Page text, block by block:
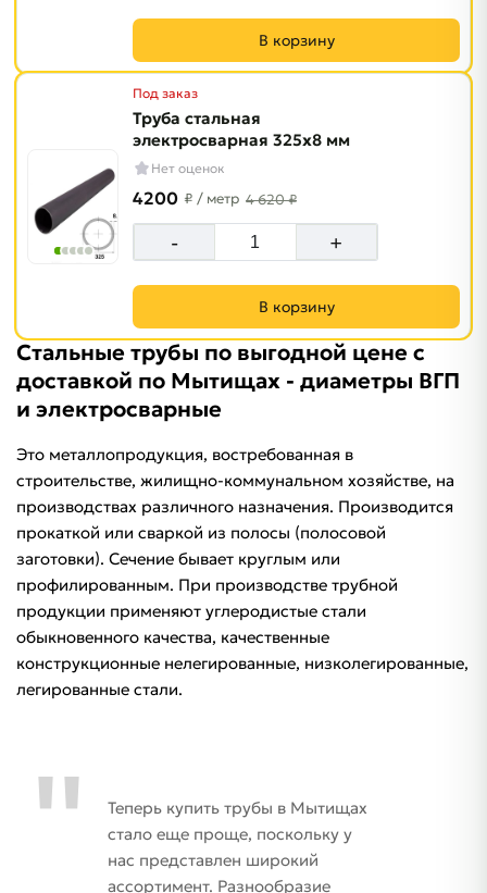
В корзину
Под заказ
Труба стальная
электросварная 325х8 мм
Нет оценок
4200 ₽ / метр 4 620 ₽
- +
В корзину
Стальные трубы по выгодной цене с
доставкой по Мытищах - диаметры ВГП
и электросварные
Это металлопродукция, востребованная в
строительстве, жилищно-коммунальном хозяйстве, на
производствах различного назначения. Производится
прокаткой или сваркой из полосы (полосовой
заготовки). Сечение бывает круглым или
профилированным. При производстве трубной
продукции применяют углеродистые стали
обыкновенного качества, качественные
конструкционные нелегированные, низколегированные,
легированные стали.
Теперь купить трубы в Мытищах
стало еще проще, поскольку у
нас представлен широкий
ассортимент. Разнообразие